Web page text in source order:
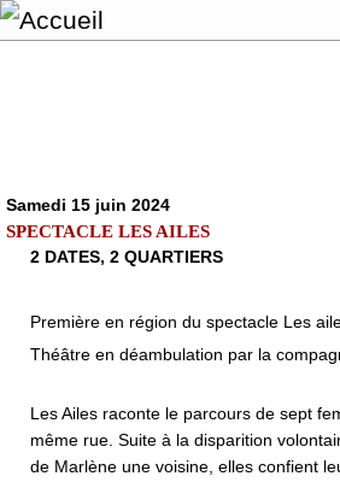
Samedi 15 juin 2024
SPECTACLE LES AILES
2 DATES, 2 QUARTIERS
Première en région du spectacle Les
Théâtre en déambulation par la
Les Ailes raconte le parcours de sept
même rue. Suite à la disparition
de Marlène une voisine, elles confient